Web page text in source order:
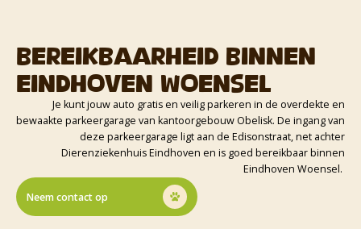
Bereikbaarheid binnen
Eindhoven Woensel
Je kunt jouw auto gratis en veilig parkeren in de overdekte en
bewaakte parkeergarage van kantoorgebouw Obelisk. De ingang van
deze parkeergarage ligt aan de Edisonstraat, net achter
Dierenziekenhuis Eindhoven en is goed bereikbaar binnen
Eindhoven Woensel.
Neem contact op